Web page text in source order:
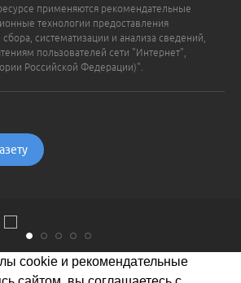
применяются рекомендательные
технологии предоставления
систематизации и анализа сведений,
пользователей сети "Интернет",
Российской Федерации)".
cookie и рекомендательные